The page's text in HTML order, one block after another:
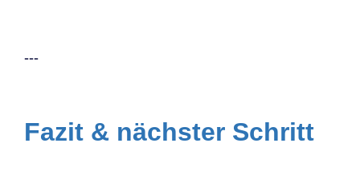
---
Fazit & nächster Schritt